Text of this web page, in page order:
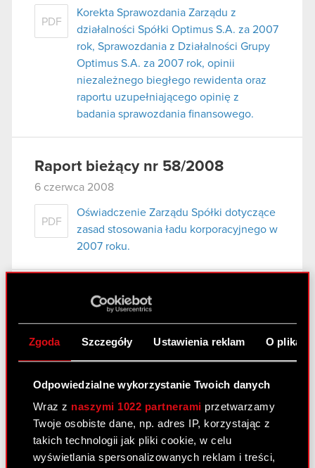
Zgoda Szczegóły Ustawienia reklam O
Odpowiedzialne wykorzystanie Twoich danych
Wraz z naszymi 1022 partnerami przetwarzamy
Twoje osobiste dane, np. adres IP, korzystając z
takich technologii jak pliki cookie, w celu
wyświetlania spersonalizowanych reklam i treści,
PDF
Korekta Sprawozdania Zarządu z
działalności Spółki Optimus S.A. za 2007
rok, Sprawozdania z Działalności Grupy
Optimus S.A. za 2007 rok, opinii
niezależnego biegłego rewidenta oraz
raportu uzupełniającego opinię z
badania sprawozdania finansowego.
Raport bieżący nr 58/2008
6 czerwca 2008
PDF
Oświadczenie Zarządu Spółki dotyczące
zasad stosowania ładu korporacyjnego w
2007 roku.
Raport bieżący nr 57/2008
wybór audytora do badania sprawozdań
finansowych Spółki.
Raport bieżący nr 56/2008
14 maja 2008
Oświadczenie Zarządu Spółki dotyczące